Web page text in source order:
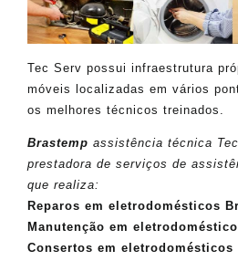
Tec Serv possui infraestrutura
móveis localizadas em vários
os melhores técnicos treinados.
Brastemp assistência técnica
prestadora de serviços de
que realiza:
Reparos em eletrodomésticos
Manutenção em
Consertos em eletrodomésticos